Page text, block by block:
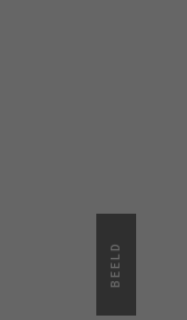
BEELD